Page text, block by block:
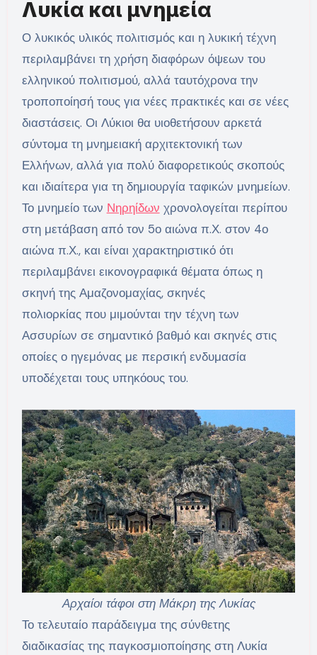
Λυκία και μνημεία
Ο λυκικός υλικός πολιτισμός και η λυκική τέχνη
περιλαμβάνει τη χρήση διαφόρων όψεων του
ελληνικού πολιτισμού, αλλά ταυτόχρονα την
τροποποίησή τους για νέες πρακτικές και σε νέες
διαστάσεις. Οι Λύκιοι θα υιοθετήσουν αρκετά
σύντομα τη μνημειακή αρχιτεκτονική των
Ελλήνων, αλλά για πολύ διαφορετικούς σκοπούς
και ιδιαίτερα για τη δημιουργία ταφικών μνημείων.
Το μνημείο των Νηρηίδων χρονολογείται περίπου
στη μετάβαση από τον 5ο αιώνα π.Χ. στον 4ο
αιώνα π.Χ., και είναι χαρακτηριστικό ότι
περιλαμβάνει εικονογραφικά θέματα όπως η
σκηνή της Αμαζονομαχίας, σκηνές
πολιορκίας που μιμούνται την τέχνη των
Ασσυρίων σε σημαντικό βαθμό και σκηνές στις
οποίες ο ηγεμόνας με περσική ενδυμασία
υποδέχεται τους υπηκόους του.
Αρχαίοι τάφοι στη Μάκρη της Λυκίας
Το τελευταίο παράδειγμα της σύνθετης
διαδικασίας της παγκοσμιοποίησης στη Λυκία